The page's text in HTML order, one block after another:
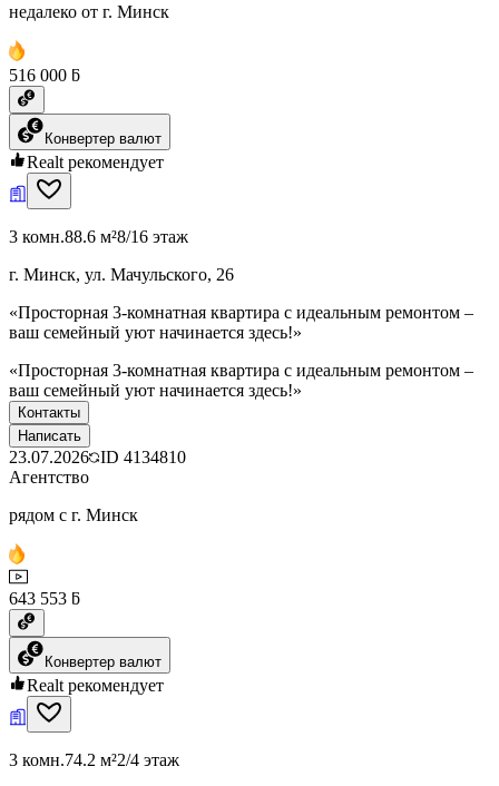
недалеко от г. Минск
516 000 ƃ
Конвертер валют
Realt рекомендует
3 комн.88.6 м²8/16 этаж
г. Минск, ул. Мачульского, 26
«Просторная 3-комнатная квартира с идеальным ремонтом –
ваш семейный уют начинается здесь!»
«Просторная 3-комнатная квартира с идеальным ремонтом –
ваш семейный уют начинается здесь!»
Контакты
Написать
23.07.2026 ID 4134810
Агентство
рядом с г. Минск
643 553 ƃ
Конвертер валют
Realt рекомендует
3 комн.74.2 м²2/4 этаж